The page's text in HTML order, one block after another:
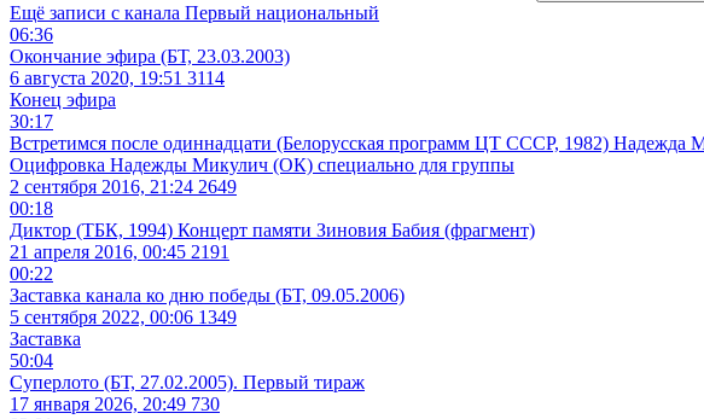
Ещё записи с канала Первый национальный
06:36
Окончание эфира (БТ, 23.03.2003)
6 августа 2020, 19:51 3114
Конец эфира
30:17
Встретимся после одиннадцати (Белорусская программ ЦТ СССР, 1982) Надежда
Оцифровка Надежды Микулич (ОК) специально для группы
2 сентября 2016, 21:24 2649
00:18
Диктор (ТБК, 1994) Концерт памяти Зиновия Бабия (фрагмент)
21 апреля 2016, 00:45 2191
00:22
Заставка канала ко дню победы (БТ, 09.05.2006)
5 сентября 2022, 00:06 1349
Заставка
50:04
Суперлото (БТ, 27.02.2005). Первый тираж
17 января 2026, 20:49 730